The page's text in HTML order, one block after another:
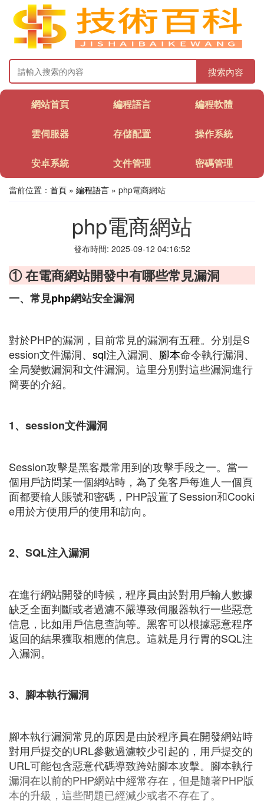
搜索內容
網站首頁 編程語言 編程軟體
雲伺服器 存儲配置 操作系統
安卓系統 文件管理 密碼管理
當前位置： 首頁 » 編程語言 » php電商網站
php電商網站
發布時間: 2025-09-12 04:16:52
① 在電商網站開發中有哪些常見漏洞
一、常見php網站安全漏洞
對於PHP的漏洞，目前常見的漏洞有五種。分別是S
ession文件漏洞、 sql注入漏洞、 腳本命令執行漏洞、
全局變數漏洞和文件漏洞。這里分別對這些漏洞進行
簡要的介紹。
1、session文件漏洞
Session攻擊是黑客最常用到的攻擊手段之一。當一
個用戶訪問某一個網站時，為了免客戶每進人一個頁
面都要輸人賬號和密碼，PHP設置了Session和Cooki
e用於方便用戶的使用和訪向。
2、SQL注入漏洞
在進行網站開發的時候，程序員由於對用戶輸人數據
缺乏全面判斷或者過濾不嚴導致伺服器執行一些惡意
信息，比如用戶信息查詢等。黑客可以根據惡意程序
返回的結果獲取相應的信息。這就是月行胃的SQL注
入漏洞。
3、腳本執行漏洞
腳本執行漏洞常見的原因是由於程序員在開發網站時
對用戶提交的URL參數過濾較少引起的，用戶提交的
URL可能包含惡意代碼導致跨站腳本攻擊。腳本執行
漏洞在以前的PHP網站中經常存在，但是隨著PHP版
本的升級，這些間題已經減少或者不存在了。